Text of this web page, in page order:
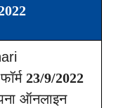
23/9/2022
ऑनलाइन